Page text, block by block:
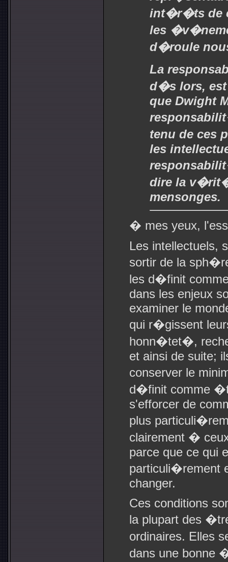
int�r�ts de
les
d�roule
La
d�s lors, est
que Dwight
tenu de ces
les
dire la
mensonges.
� mes yeux,
Les intellectuels,
sortir de la
les d�finit
dans les enjeux
examiner le
qui r�gissent
honn�tet�,
et ainsi de suite;
conserver le
d�finit comme
s'efforcer de
plus
clairement �
parce que ce qui
particuli�rement
changer.
Ces conditions
la plupart des
ordinaires. Elles
dans une bonne